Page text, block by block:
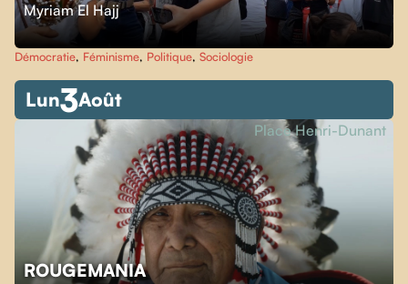
Myriam El Hajj
Démocratie, Féminisme, Politique, Sociologie
Lun3Août
ROUGEMANIA
Place Henri-Dunant